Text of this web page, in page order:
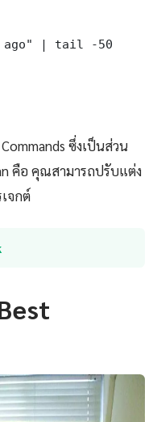
ago" | tail -50
ซึ่งเป็นส่วน
คือ คุณสามารถปรับแต่ง
จกต์